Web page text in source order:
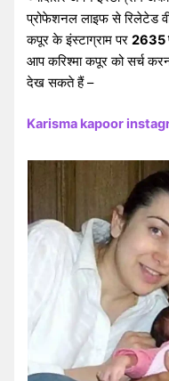
प्रोफेशनल लाइफ से रिलेटेड
कपूर के इंस्टाग्राम पर2635
आप करिश्मा कपूर को सर्च
देख सकते हैं –
Karisma kapoor